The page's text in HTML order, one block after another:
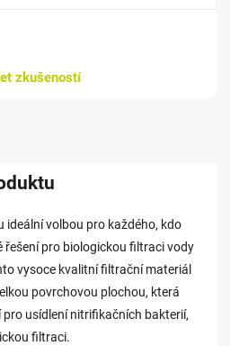
zkušeností
ideální volbou pro každého, kdo
řešení pro biologickou filtraci vody
vysoce kvalitní filtrační materiál
povrchovou plochou, která
usídlení nitrifikačních bakterií,
filtraci.